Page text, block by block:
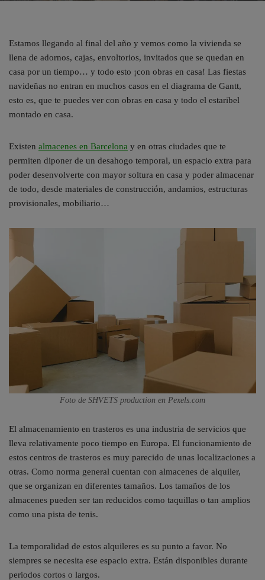
Estamos llegando al final del año y vemos como la vivienda se
llena de adornos, cajas, envoltorios, invitados que se quedan en
casa por un tiempo… y todo esto ¡con obras en casa! Las fiestas
navideñas no entran en muchos casos en el diagrama de Gantt,
esto es, que te puedes ver con obras en casa y todo el estaribel
montado en casa.
Existen almacenes en Barcelona y en otras ciudades que te
permiten diponer de un desahogo temporal, un espacio extra para
poder desenvolverte con mayor soltura en casa y poder almacenar
de todo, desde materiales de construcción, andamios, estructuras
provisionales, mobiliario…
Foto de SHVETS production en Pexels.com
El almacenamiento en trasteros es una industria de servicios que
lleva relativamente poco tiempo en Europa. El funcionamiento de
estos centros de trasteros es muy parecido de unas localizaciones a
otras. Como norma general cuentan con almacenes de alquiler,
que se organizan en diferentes tamaños. Los tamaños de los
almacenes pueden ser tan reducidos como taquillas o tan amplios
como una pista de tenis.
La temporalidad de estos alquileres es su punto a favor. No
siempres se necesita ese espacio extra. Están disponibles durante
periodos cortos o largos.